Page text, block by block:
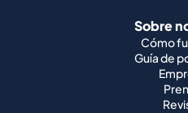
Sobre
Cómo
Guía de